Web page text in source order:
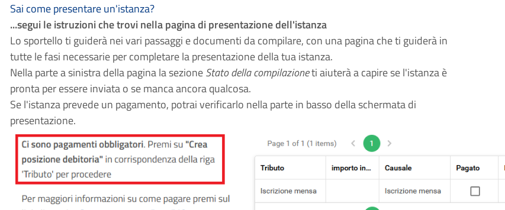
Sai come presentare un'istanza?
...segui le istruzioni che trovi nella pagina di presentazione dell'istanza
Lo sportello ti guiderà nei vari passaggi e documenti da compilare, con una pagina che ti guiderà in
tutte le fasi necessarie per completare la presentazione della tua istanza.
Nella parte a sinistra della pagina la sezioneStato della compilazioneti aiuterà a capire se l'istanza è
pronta per essere inviata o se manca ancora qualcosa.
Se l'istanza prevede un pagamento, potrai verificarlo nella parte in basso della schermata di
presentazione.